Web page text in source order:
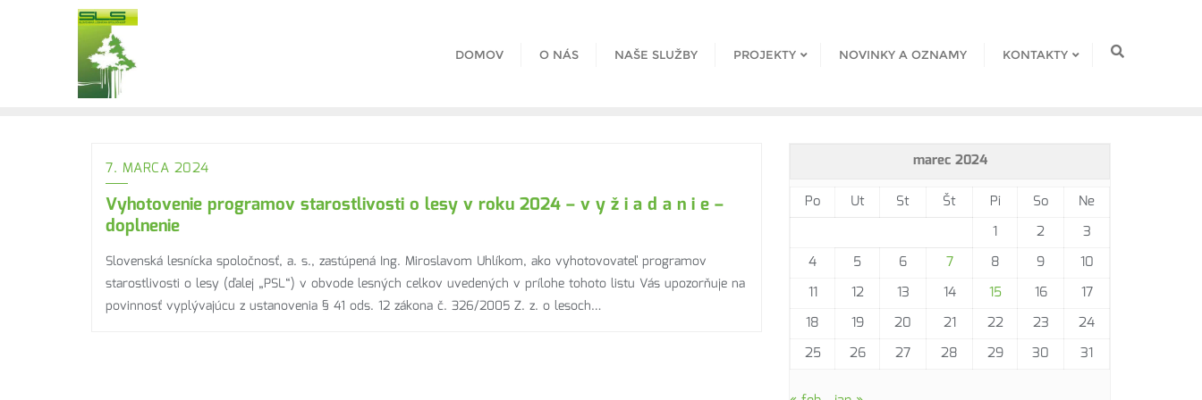
DOMOV O NÁS NAŠE SLUŽBY PROJEKTY NOVINKY A OZNAMY KONTAKTY
7. MARCA 2024
Vyhotovenie programov starostlivosti o lesy v roku 2024 – v y ž i a d a n i e –
doplnenie
Slovenská lesnícka spoločnosť, a. s., zastúpená Ing. Miroslavom Uhlíkom, ako vyhotovovateľ programov
starostlivosti o lesy (ďalej „PSL“) v obvode lesných celkov uvedených v prílohe tohoto listu Vás upozorňuje na
povinnosť vyplývajúcu z ustanovenia § 41 ods. 12 zákona č. 326/2005 Z. z. o lesoch…
marec 2024
Po
Ut St Št Pi So
Ne
1
2
3
4
5 6 7 8 9
10
11
12 13 14 15 16
17
18
19 20 21 22 23
24
25
26 27 28 29 30 31